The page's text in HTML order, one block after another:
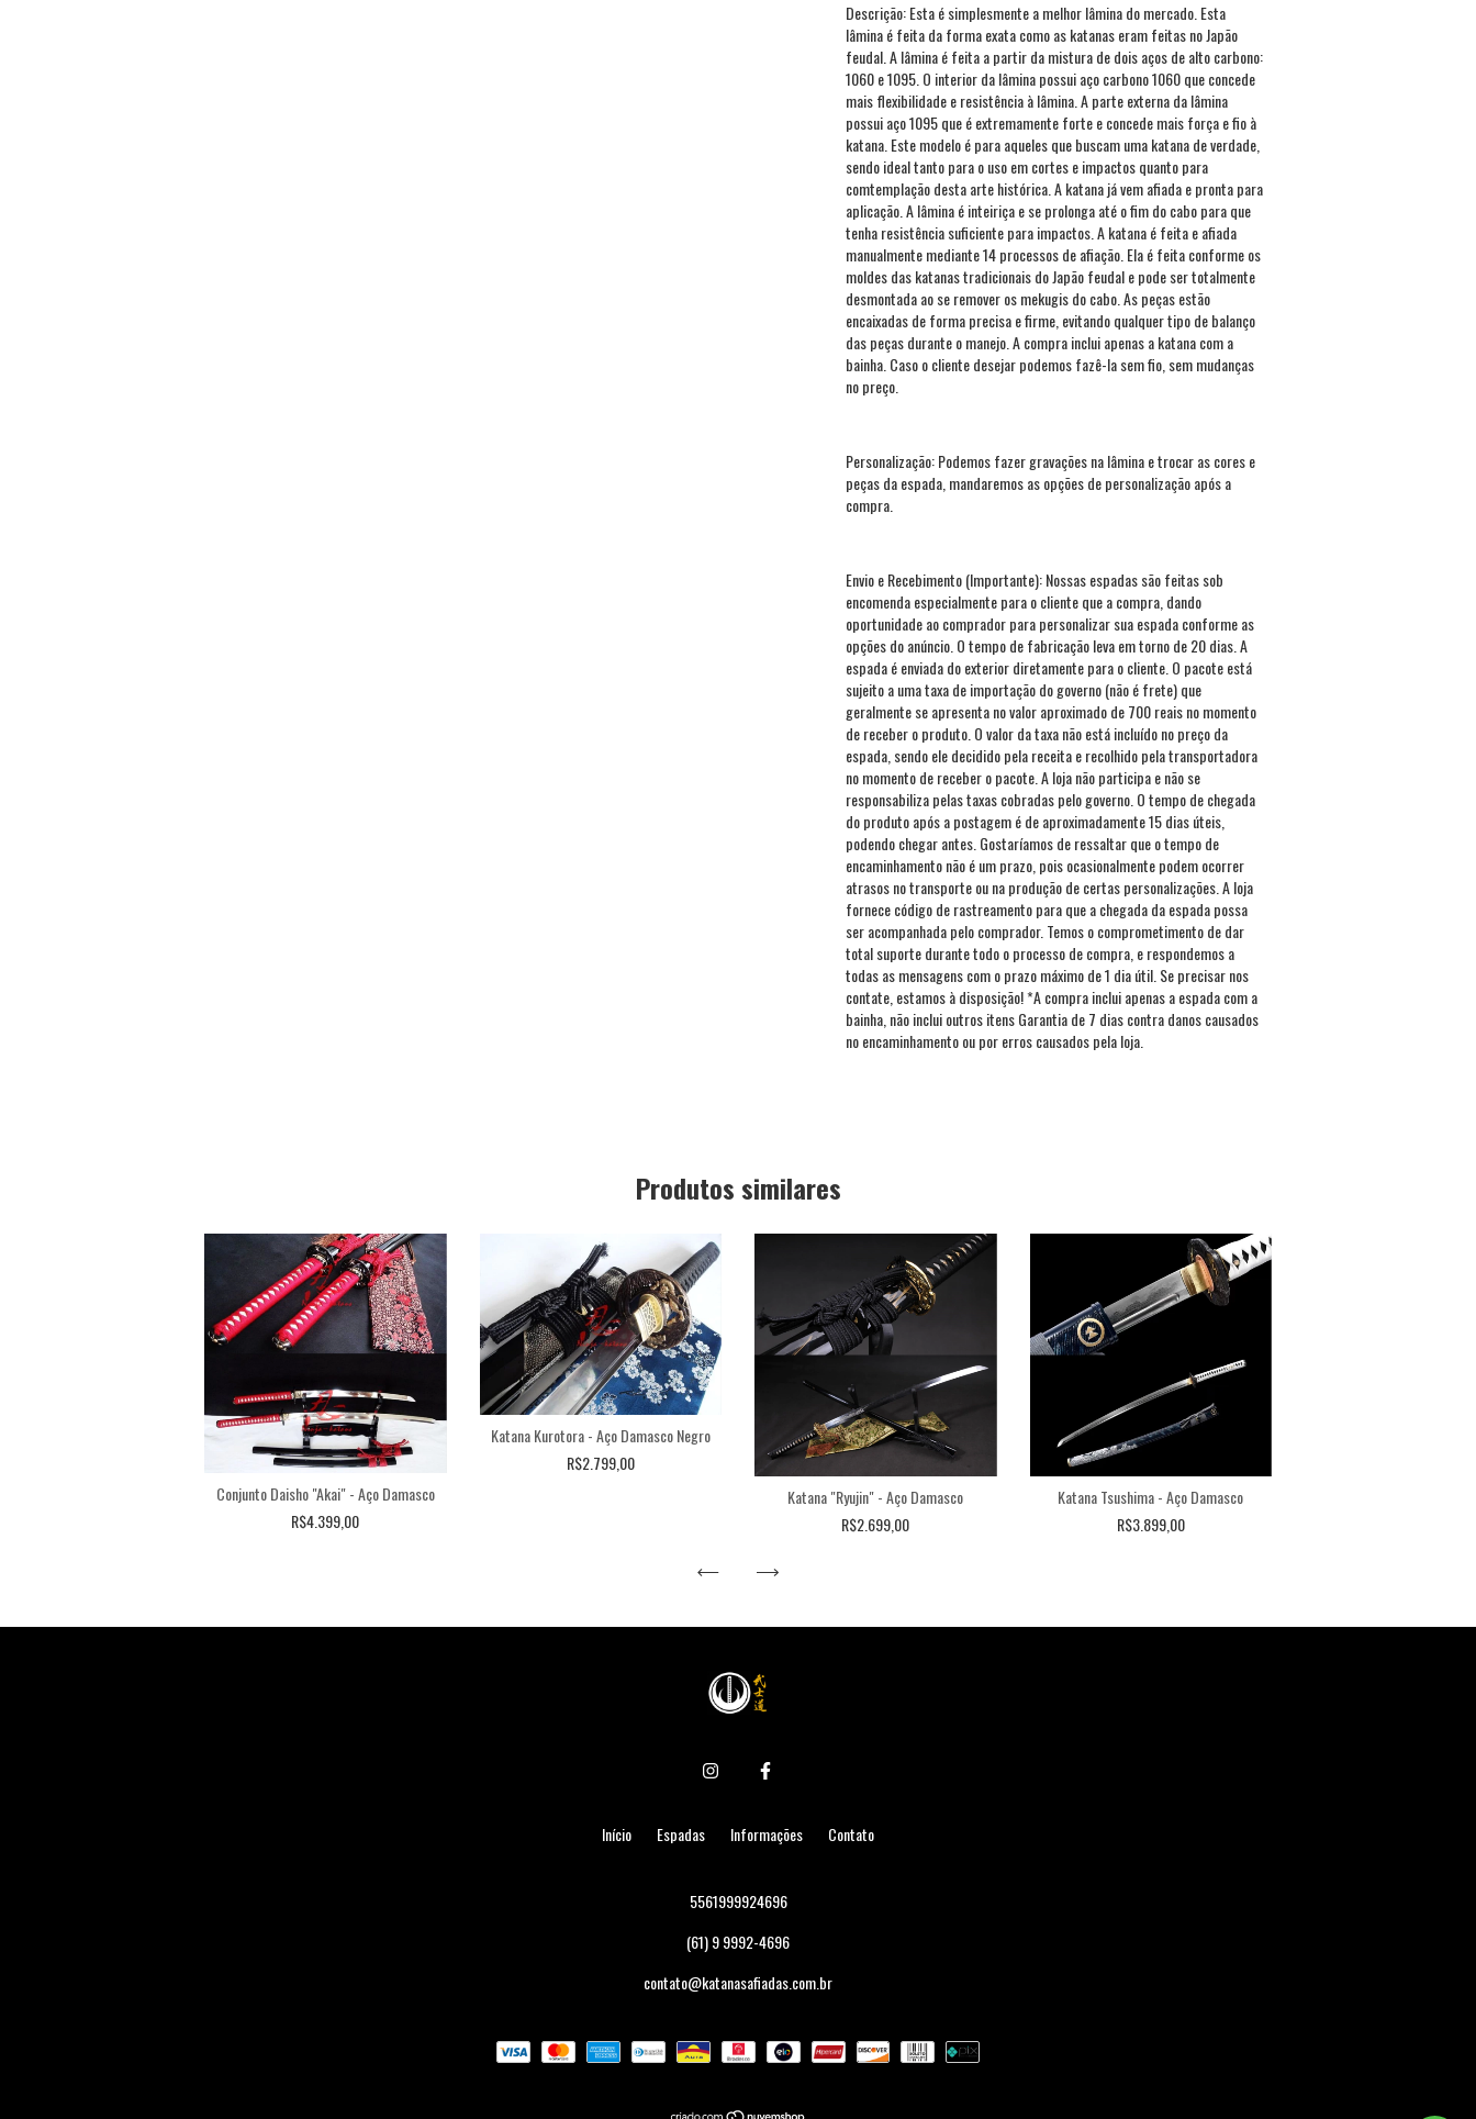
Descrição: Esta é simplesmente a melhor lâmina do mercado. Esta
lâmina é feita da forma exata como as katanas eram feitas no Japão
feudal. A lâmina é feita a partir da mistura de dois aços de alto carbono:
1060 e 1095. O interior da lâmina possui aço carbono 1060 que concede
mais flexibilidade e resistência à lâmina. A parte externa da lâmina
possui aço 1095 que é extremamente forte e concede mais força e fio à
katana. Este modelo é para aqueles que buscam uma katana de verdade,
sendo ideal tanto para o uso em cortes e impactos quanto para
comtemplação desta arte histórica. A katana já vem afiada e pronta para
aplicação. A lâmina é inteiriça e se prolonga até o fim do cabo para que
tenha resistência suficiente para impactos. A katana é feita e afiada
manualmente mediante 14 processos de afiação. Ela é feita conforme os
moldes das katanas tradicionais do Japão feudal e pode ser totalmente
desmontada ao se remover os mekugis do cabo. As peças estão
encaixadas de forma precisa e firme, evitando qualquer tipo de balanço
das peças durante o manejo. A compra inclui apenas a katana com a
bainha. Caso o cliente desejar podemos fazê-la sem fio, sem mudanças
no preço.
Personalização: Podemos fazer gravações na lâmina e trocar as cores e
peças da espada, mandaremos as opções de personalização após a
compra.
Envio e Recebimento (Importante): Nossas espadas são feitas sob
encomenda especialmente para o cliente que a compra, dando
oportunidade ao comprador para personalizar sua espada conforme as
opções do anúncio. O tempo de fabricação leva em torno de 20 dias. A
espada é enviada do exterior diretamente para o cliente. O pacote está
sujeito a uma taxa de importação do governo (não é frete) que
geralmente se apresenta no valor aproximado de 700 reais no momento
de receber o produto. O valor da taxa não está incluído no preço da
espada, sendo ele decidido pela receita e recolhido pela transportadora
no momento de receber o pacote. A loja não participa e não se
responsabiliza pelas taxas cobradas pelo governo. O tempo de chegada
do produto após a postagem é de aproximadamente 15 dias úteis,
podendo chegar antes. Gostaríamos de ressaltar que o tempo de
encaminhamento não é um prazo, pois ocasionalmente podem ocorrer
atrasos no transporte ou na produção de certas personalizações. A loja
fornece código de rastreamento para que a chegada da espada possa
ser acompanhada pelo comprador. Temos o comprometimento de dar
total suporte durante todo o processo de compra, e respondemos a
todas as mensagens com o prazo máximo de 1 dia útil. Se precisar nos
contate, estamos à disposição! *A compra inclui apenas a espada com a
bainha, não inclui outros itens Garantia de 7 dias contra danos causados
no encaminhamento ou por erros causados pela loja.
Produtos similares
Conjunto Daisho "Akai" - Aço Damasco
R$4.399,00
Katana Kurotora - Aço Damasco Negro
R$2.799,00
Katana "Ryujin" - Aço Damasco
R$2.699,00
Katana Tsushima - Aço Damasco
R$3.899,00
Início Espadas Informações Contato
5561999924696
(61) 9 9992-4696
contato@katanasafiadas.com.br